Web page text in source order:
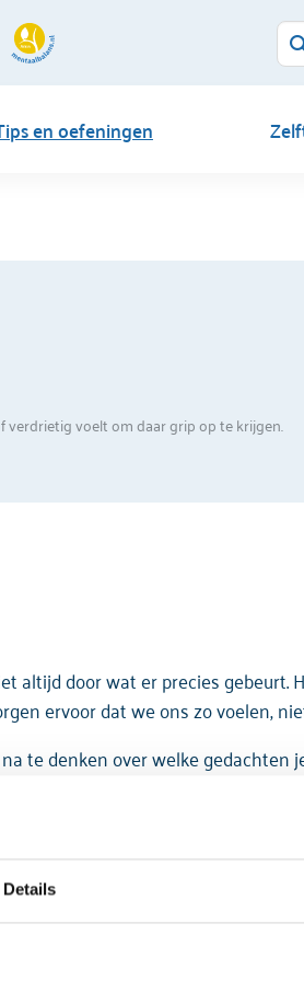
Details
en oefeningen
verdrietig voelt om daar grip op te krijgen.
altijd door wat er precies
ervoor dat we ons zo voelen,
te denken over welke gedachten
opkomen, kan het handig zijn
vandaan komen.
ervoor heeft gezorgd dat